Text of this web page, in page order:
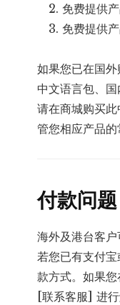
免费提供
免费提供
如果您已在国外
中文语言包、国
请在商城购买
管您相应产品的
付款问题
海外及港台客
若您已有支付
款方式。如果
[联系客服] 进